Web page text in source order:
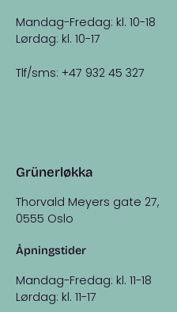
Mandag-Fredag: kl. 10-18
Lørdag: kl. 10-17
Tlf/sms: +47 932 45 327
Grünerløkka
Thorvald Meyers gate 27,
0555 Oslo
Åpningstider
Mandag-Fredag: kl. 11-18
Lørdag: kl. 11-17